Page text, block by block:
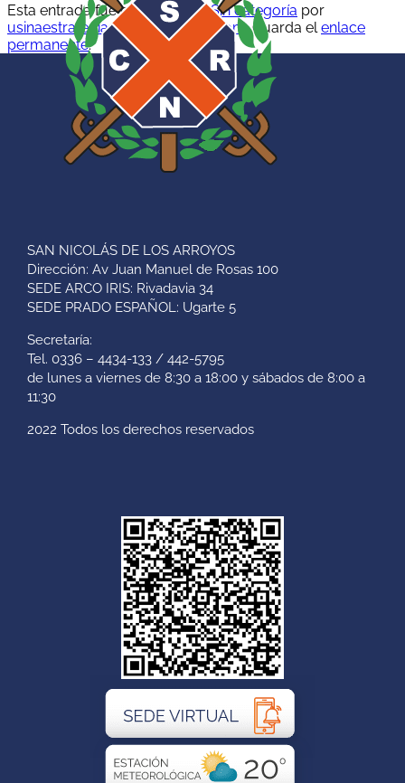
Esta entrada fue publicada enSin categoría por
usinaestrategiadigitales@gmail.com. Guarda elenlace
permanente.
SAN NICOLÁS DE LOS ARROYOS
Dirección: Av Juan Manuel de Rosas 100
SEDE ARCO IRIS: Rivadavia 34
SEDE PRADO ESPAÑOL: Ugarte 5
Secretaría:
Tel. 0336 – 4434-133 / 442-5795
de lunes a viernes de 8:30 a 18:00 y sábados de 8:00 a
11:30
2022 Todos los derechos reservados